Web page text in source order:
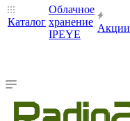
Каталог
Облачное
хранение
IPEYE
Акции